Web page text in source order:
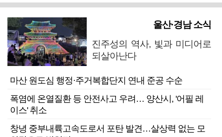
울산·경남 소식
진주성의 역사, 빛과 미디어로
되살아난다
마산 원도심 행정·주거복합단지 연내 준공 수순
폭염에 온열질환 등 안전사고 우려… 양산시, '어필 레
이스' 취소
창녕 중부내륙고속도로서 포탄 발견…살상력 없는 모